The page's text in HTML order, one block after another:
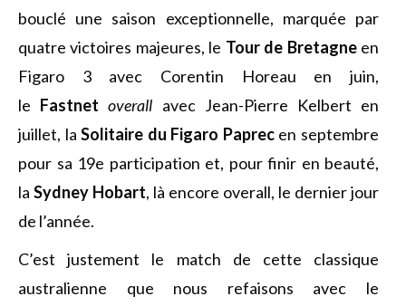
bouclé une saison exceptionnelle, marquée par
quatre victoires majeures, le Tour de Bretagneen
Figaro 3 avec Corentin Horeau en juin,
le Fastnet overall avec Jean-Pierre Kelbert en
juillet, laSolitaire du Figaro Paprecen septembre
pour sa 19e participation et, pour finir en beauté,
la Sydney Hobart, là encore overall, le dernier jour
de l’année.
C’est justement le match de cette classique
australienne que nous refaisons avec le